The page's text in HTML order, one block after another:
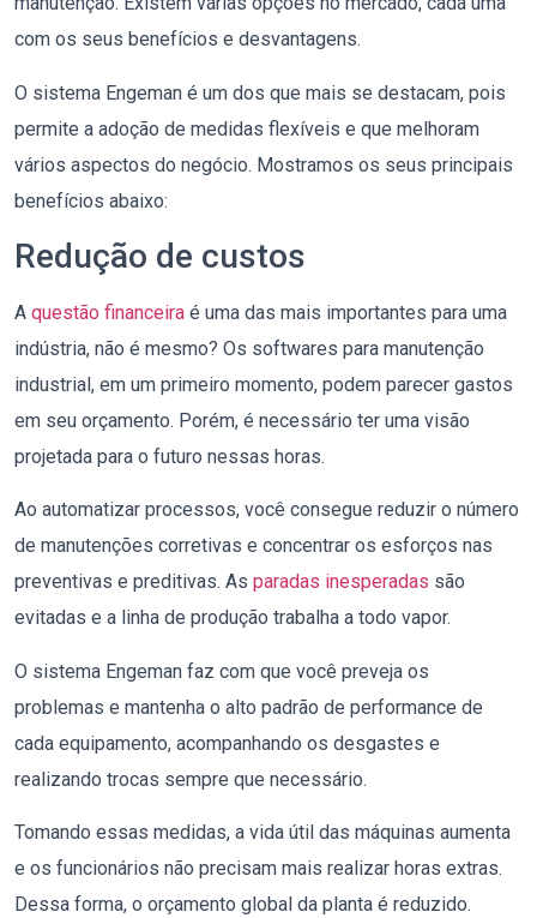
com os seus benefícios e desvantagens.
O sistema Engeman é um dos que mais se destacam, pois
permite a adoção de medidas flexíveis e que melhoram
vários aspectos do negócio. Mostramos os seus principais
benefícios abaixo:
Redução de custos
A questão financeira é uma das mais importantes para uma
indústria, não é mesmo? Os softwares para manutenção
industrial, em um primeiro momento, podem parecer gastos
em seu orçamento. Porém, é necessário ter uma visão
projetada para o futuro nessas horas.
Ao automatizar processos, você consegue reduzir o número
de manutenções corretivas e concentrar os esforços nas
preventivas e preditivas. As paradas inesperadas são
evitadas e a linha de produção trabalha a todo vapor.
O sistema Engeman faz com que você preveja os
problemas e mantenha o alto padrão de performance de
cada equipamento, acompanhando os desgastes e
realizando trocas sempre que necessário.
Tomando essas medidas, a vida útil das máquinas aumenta
e os funcionários não precisam mais realizar horas extras.
Dessa forma, o orçamento global da planta é reduzido.